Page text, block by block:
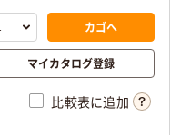
カゴへ
マイカタログ登録
比較表に追加